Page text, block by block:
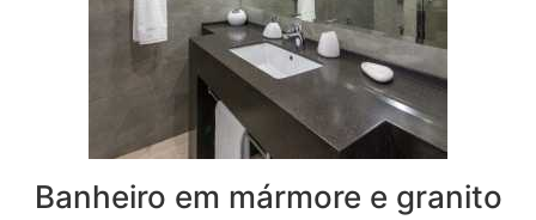
Banheiro em mármore e granito